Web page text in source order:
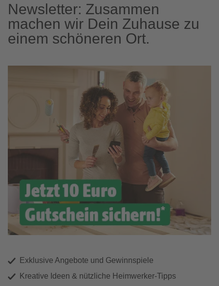
Newsletter: Zusammen
machen wir Dein Zuhause zu
einem schöneren Ort.
Exklusive Angebote und Gewinnspiele
Kreative Ideen & nützliche Heimwerker-Tipps